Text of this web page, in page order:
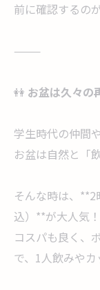
前に確認するの
⸻
👭 お盆は久々の
学生時代の仲間
お盆は自然と「
そんな時は、
込）**が大人気！
コスパも良く、
で、1人飲みや